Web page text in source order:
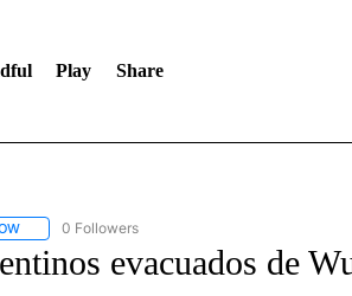
Play Share
FOLLOW "NOTICIAS" TO RECEIVE NOTIFICATIONS
0 Followers
evacuados de